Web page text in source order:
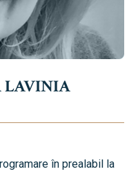
LAVINIA
în prealabil la